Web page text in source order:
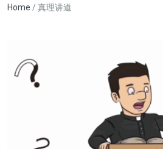
Breadcrumb
Home 真理讲道